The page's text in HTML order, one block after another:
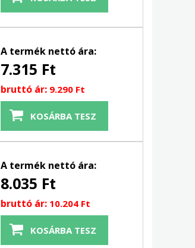
A termék nettó ára:
7.315 Ft
bruttó ár: 9.290 Ft
A termék nettó ára:
8.035 Ft
bruttó ár: 10.204 Ft